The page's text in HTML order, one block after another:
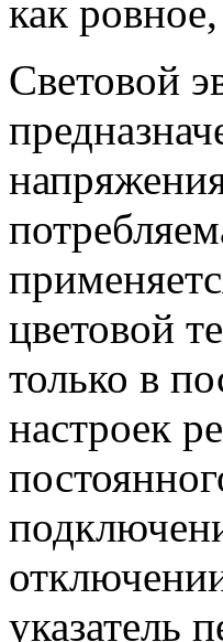
как
Световой
цветовой
только в
настроек
указатель